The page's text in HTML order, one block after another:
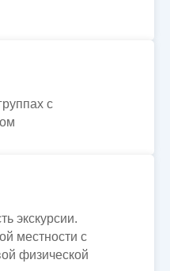
с
экскурсии.
местности с
физической